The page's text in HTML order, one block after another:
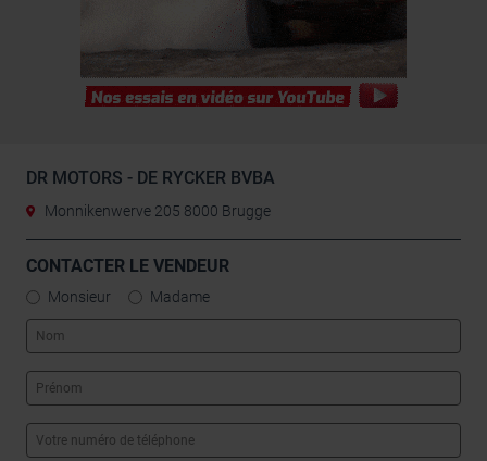
DR MOTORS - DE RYCKER BVBA
Monnikenwerve 205 8000 Brugge
CONTACTER LE VENDEUR
Monsieur Madame